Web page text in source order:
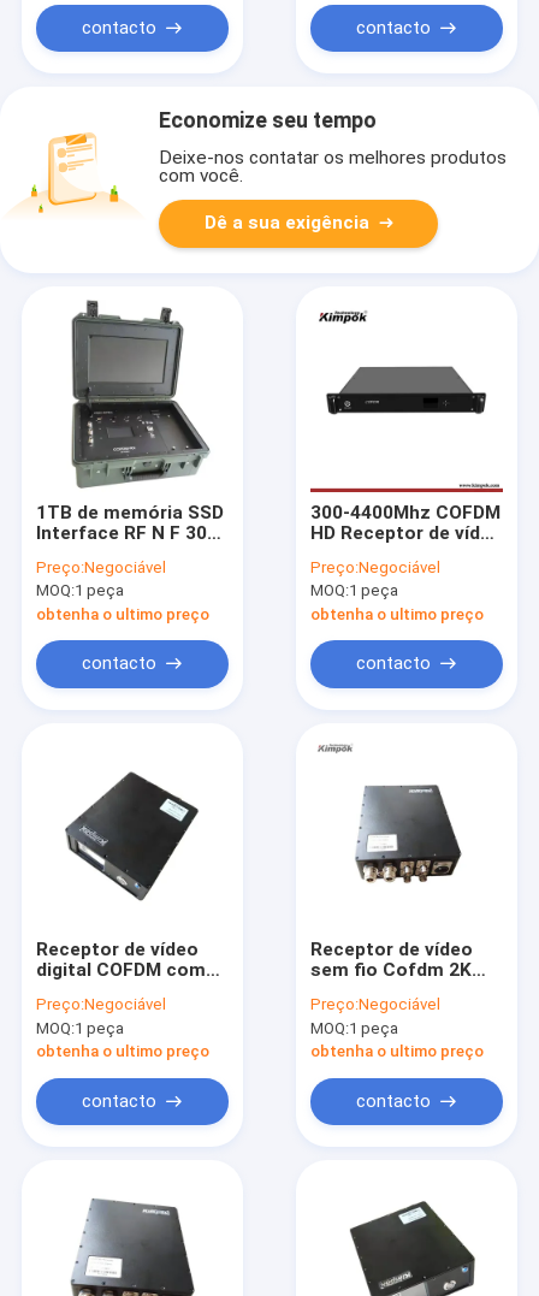
Produtos
Quem Somos
NF
contacto contacto
Economize seu tempo
Deixe-nos contatar os melhores produtos
com você.
Dê a sua exigência
1TB de memória SSD
Interface RF N F 300-
Função Video Data
Link Outdoor HD
Receptor de vídeo
sem fio para
transmissão
Preço:Negociável
MOQ:1 peça
obtenha o ultimo preço
contacto
300-4400Mhz COFDM
HD Receptor de vídeo
AV de longo alcance
com criptografia AES
definida pelo usuário
e porta de vídeo BNC
Preço:Negociável
MOQ:1 peça
obtenha o ultimo preço
contacto
Receptor de vídeo
digital COFDM com
CVBS Faixa de
entrada de
frequência 300MHz-
privado Pequeno
Preço:Negociável
MOQ:1 peça
obtenha o ultimo preço
contacto
Receptor de vídeo
sem fio Cofdm 2K
H.264/H.265/MPEG-2
para comunicação de
vídeo por rádio
Preço:Negociável
MOQ:1 peça
obtenha o ultimo preço
contacto